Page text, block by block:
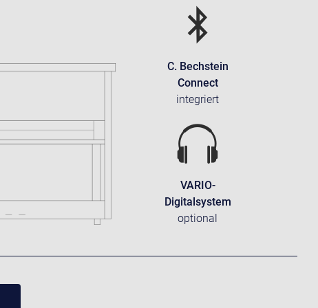
C. Bechstein
Connect
integriert
VARIO-
Digitalsystem
optional